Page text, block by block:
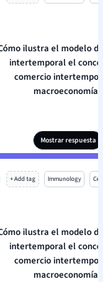
ilustra el modelo
intertemporal el
comercio
macroeconomía?
Mostrar respuesta
+ Add tag Immunology
ilustra el modelo
intertemporal el
comercio
macroeconomía?